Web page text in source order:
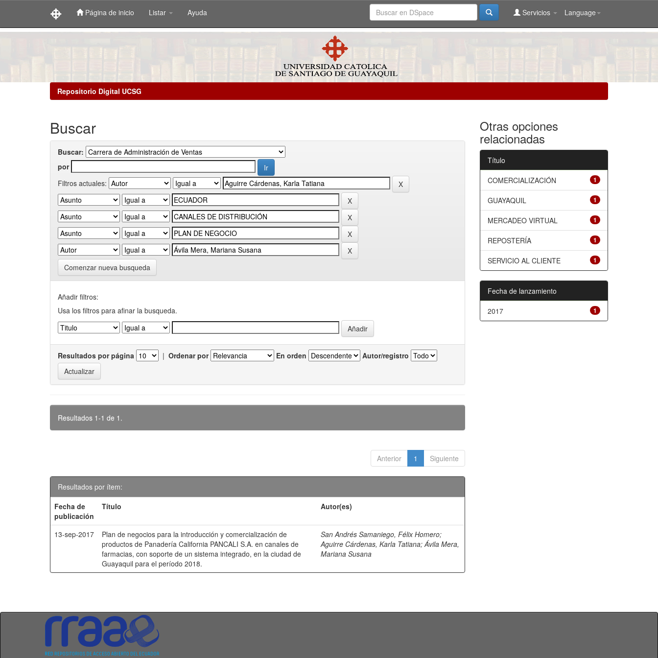
Página de inicio Listar Ayuda Language
Servicios
Repositorio Digital UCSG
Buscar
Buscar:
por
Filtros actuales:
Comenzar nueva busqueda
Añadir filtros:
Usa los filtros para afinar la busqueda.
Resultados por página | Ordenar por En orden Autor/registro
Resultados 1-1 de 1.
Anterior 1 Siguiente
Resultados por ítem:
Fecha de
publicación
Título Autor(es)
13-sep-2017
Plan de negocios para la introducción y comercialización de
productos de Panadería California PANCALI S.A. en canales de
farmacias, con soporte de un sistema integrado, en la ciudad de
Guayaquil para el período 2018.
San Andrés Samaniego, Félix Homero;
Aguirre Cárdenas, Karla Tatiana;Ávila Mera,
Mariana Susana
Otras opciones
relacionadas
Título
1
COMERCIALIZACIÓN
1
GUAYAQUIL
1
MERCADEO VIRTUAL
1
REPOSTERÍA
1
SERVICIO AL CLIENTE
Fecha de lanzamiento
1
2017